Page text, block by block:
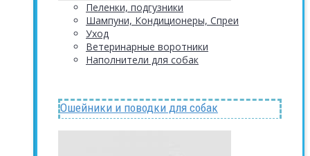
Пеленки, подгузники
Шампуни, Кондиционеры, Спреи
Уход
Ветеринарные воротники
Наполнители для собак
Ошейники и поводки для собак